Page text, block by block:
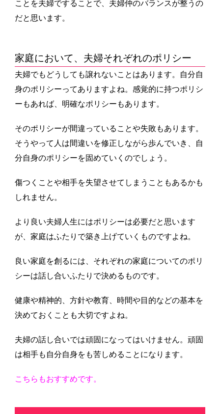
ことを夫婦ですることで、夫婦仲のバランスが整うの
だと思います。
家庭において、夫婦それぞれのポリシー
夫婦でもどうしても譲れないことはあります。自分自
身のポリシーってありますよね。感覚的に持つポリシ
ーもあれば、明確なポリシーもあります。
そのポリシーが間違っていることや失敗もあります。
そうやって人は間違いを修正しながら歩んでいき、自
分自身のポリシーを固めていくのでしょう。
傷つくことや相手を失望させてしまうこともあるかも
しれません。
より良い夫婦人生にはポリシーは必要だと思います
が、家庭はふたりで築き上げていくものですよね。
良い家庭を創るには、それぞれの家庭についてのポリ
シーは話し合いふたりで決めるものです。
健康や精神的、方針や教育、時間や目的などの基本を
決めておくことも大切ですよね。
夫婦の話し合いでは頑固になってはいけません。頑固
は相手も自分自身をも苦しめることになります。
こちらもおすすめです。